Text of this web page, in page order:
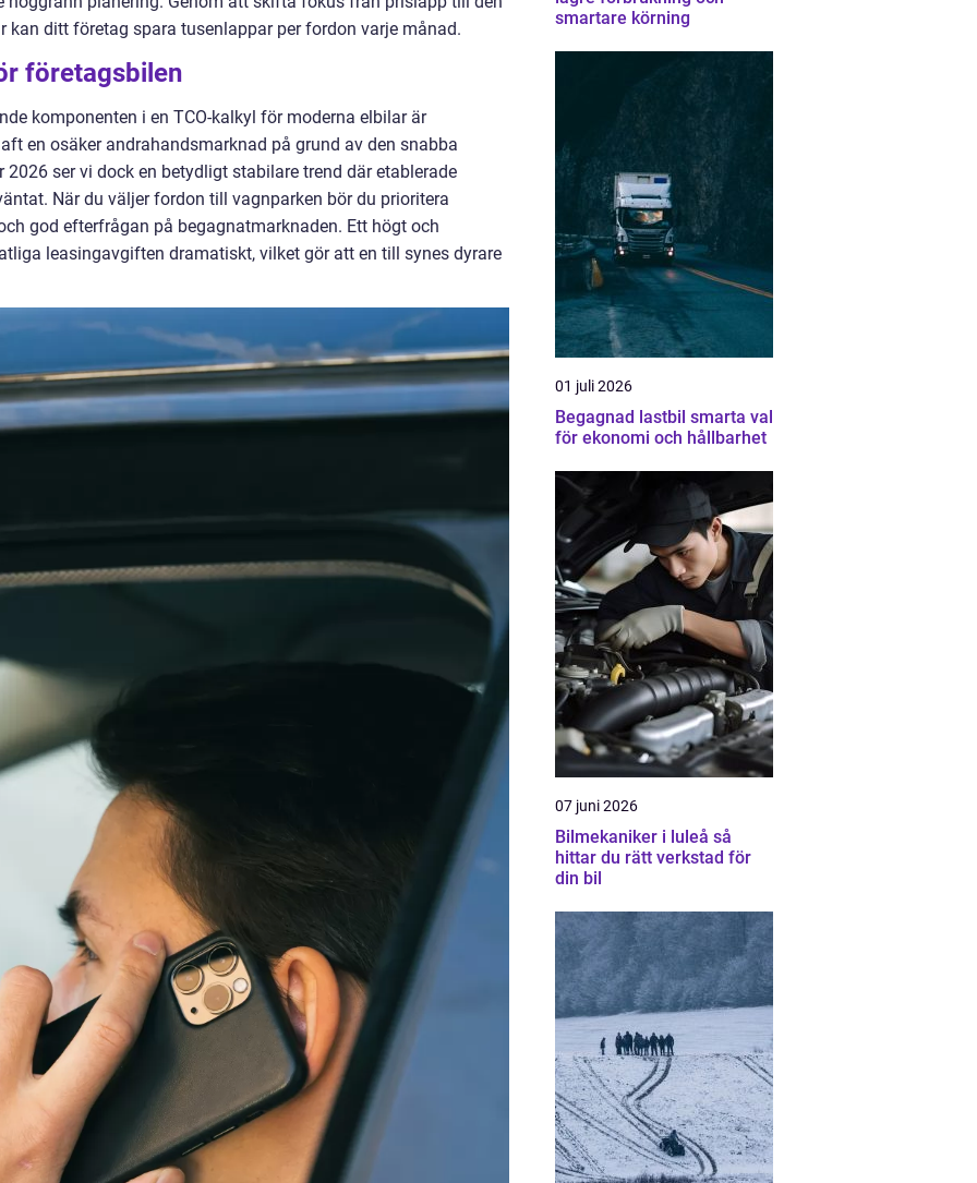
kan ditt företag spara tusenlappar per fordon varje månad.
företagsbilen
komponenten i en TCO-kalkyl för moderna elbilar är
en osäker andrahandsmarknad på grund av den snabba
ser vi dock en betydligt stabilare trend där etablerade
När du väljer fordon till vagnparken bör du prioritera
god efterfrågan på begagnatmarknaden. Ett högt och
leasingavgiften dramatiskt, vilket gör att en till synes dyrare
smartare körning
01 juli 2026
Begagnad lastbil smarta val
för ekonomi och hållbarhet
07 juni 2026
Bilmekaniker i luleå så
hittar du rätt verkstad för
din bil